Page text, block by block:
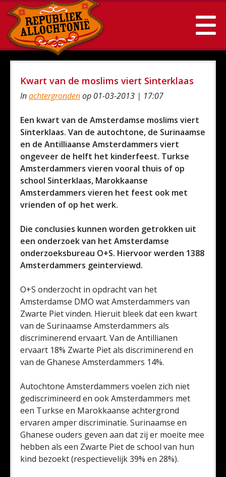
Kwart van de moslims viert Sinterklaas
Inachtergrondenop 01-03-2013 | 17:07
Een kwart van de Amsterdamse moslims viert
Sinterklaas. Van de autochtone, de Surinaamse
en de Antilliaanse Amsterdammers viert
ongeveer de helft het kinderfeest. Turkse
Amsterdammers vieren vooral thuis of op
school Sinterklaas, Marokkaanse
Amsterdammers vieren het feest ook met
vrienden of op het werk.
Die conclusies kunnen worden getrokken uit
een onderzoek van het Amsterdamse
onderzoeksbureau O+S. Hiervoor werden 1388
Amsterdammers geinterviewd.
O+S onderzocht in opdracht van het
Amsterdamse DMO wat Amsterdammers van
Zwarte Piet vinden. Hieruit bleek dat een kwart
van de Surinaamse Amsterdammers als
discriminerend ervaart. Van de Antillianen
ervaart 18% Zwarte Piet als discriminerend en
van de Ghanese Amsterdammers 14%.
Autochtone Amsterdammers voelen zich niet
gediscrimineerd en ook Amsterdammers met
een Turkse en Marokkaanse achtergrond
ervaren amper discriminatie. Surinaamse en
Ghanese ouders geven aan dat zij er moeite mee
hebben als een Zwarte Piet de school van hun
kind bezoekt (respectievelijk 39% en 28%).